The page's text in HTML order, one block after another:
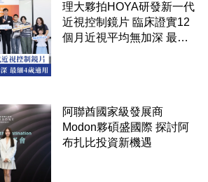
理大夥拍HOYA研發新一代
近視控制鏡片 臨床證實12
個月近視平均無加深 最細4
阿聯酋國家級發展商
Modon夥碩盛國際 探討阿
布扎比投資新機遇